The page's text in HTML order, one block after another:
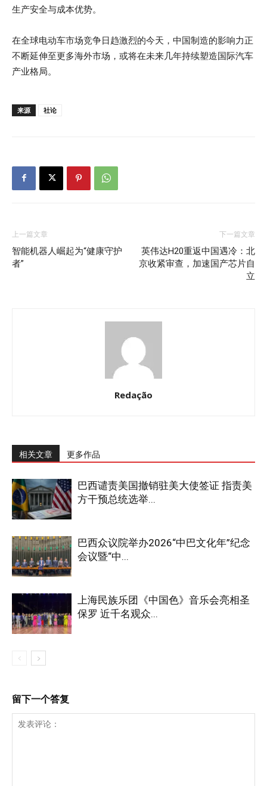
生产安全与成本优势。
在全球电动车市场竞争日趋激烈的今天，中国制造的影响力正
不断延伸至更多海外市场，或将在未来几年持续塑造国际汽车
产业格局。
来源 社论
上一篇文章
智能机器人崛起为“健康守护
者”
下一篇文章
英伟达H20重返中国遇冷：北
京收紧审查，加速国产芯片自
立
Redação
相关文章 更多作品
巴西谴责美国撤销驻美大使签证 指责美
方干预总统选举...
巴西众议院举办2026“中巴文化年”纪念
会议暨“中...
上海民族乐团《中国色》音乐会亮相圣
保罗 近千名观众...
留下一个答复